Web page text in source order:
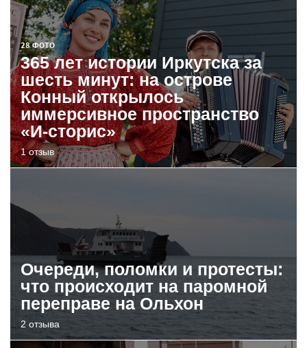
28 ФОТО
365 лет истории Иркутска за
шесть минут: на острове
Конный открылось
иммерсивное пространство
«И-сторис»
1 отзыв
Очереди, поломки и протесты:
что происходит на паромной
переправе на Ольхон
2 отзыва